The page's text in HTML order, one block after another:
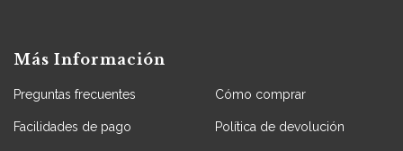
Más Información
Preguntas frecuentes Cómo comprar
Facilidades de pago Política de devolución